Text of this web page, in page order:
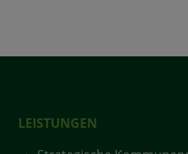
LEISTUNGEN